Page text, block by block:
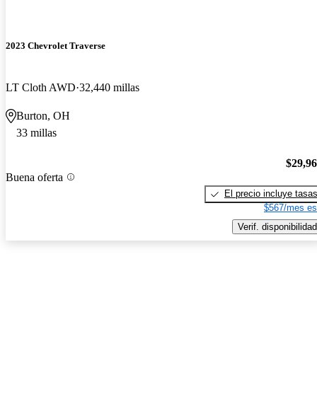
2023 Chevrolet Traverse
LT Cloth AWD 32,440 millas
Burton, OH
33 millas
Buena oferta
El precio incluye tasas
$567/mes
Verif. disponibilidad